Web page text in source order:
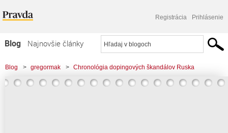
Registrácia Prihlásenie
Blog
Najnovšie články
Najčítanejšie články
Najkomentovanejšie články
Blog > gregormak > Chronológia dopingových škandálov Ruska